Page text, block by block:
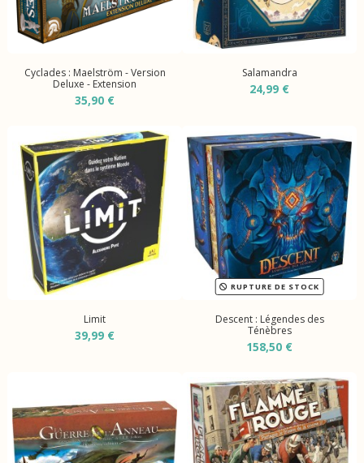
Cyclades : Maelström - Version
Deluxe - Extension
35,90 €
Salamandra
24,99 €
Limit
39,99 €
RUPTURE DE STOCK
Descent : Légendes des
Ténèbres
158,50 €